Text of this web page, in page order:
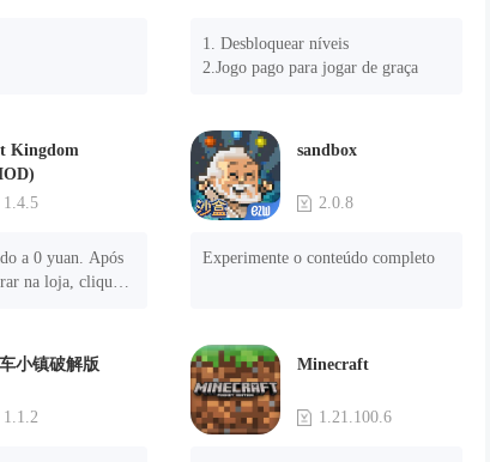
1. Desbloquear níveis
2.Jogo pago para jogar de graça
Kingdom
1.4.5
a 0 yuan. Após
na loja, clique
sandbox
2.0.8
Experimente o conteúdo completo
小镇破解版
1.1.2
Minecraft
1.21.100.6